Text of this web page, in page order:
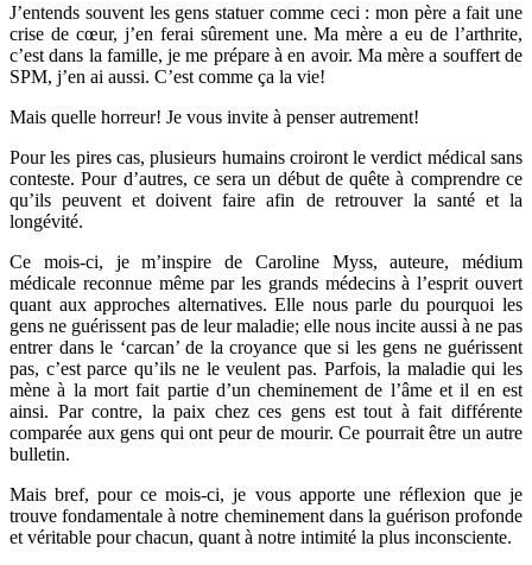
J’entends souvent les gens statuer comme ceci : mon père a fait une
crise de cœur, j’en ferai sûrement une. Ma mère a eu de l’arthrite,
c’est dans la famille, je me prépare à en avoir. Ma mère a souffert de
SPM, j’en ai aussi. C’est comme ça la vie!
Mais quelle horreur! Je vous invite à penser autrement!
Pour les pires cas, plusieurs humains croiront le verdict médical sans
conteste. Pour d’autres, ce sera un début de quête à comprendre ce
qu’ils peuvent et doivent faire afin de retrouver la santé et la
longévité.
Ce mois-ci, je m’inspire de Caroline Myss, auteure, médium
médicale reconnue même par les grands médecins à l’esprit ouvert
quant aux approches alternatives. Elle nous parle du pourquoi les
gens ne guérissent pas de leur maladie; elle nous incite aussi à ne pas
entrer dans le ‘carcan’ de la croyance que si les gens ne guérissent
pas, c’est parce qu’ils ne le veulent pas. Parfois, la maladie qui les
mène à la mort fait partie d’un cheminement de l’âme et il en est
ainsi. Par contre, la paix chez ces gens est tout à fait différente
comparée aux gens qui ont peur de mourir. Ce pourrait être un autre
bulletin.
Mais bref, pour ce mois-ci, je vous apporte une réflexion que je
trouve fondamentale à notre cheminement dans la guérison profonde
et véritable pour chacun, quant à notre intimité la plus inconsciente.